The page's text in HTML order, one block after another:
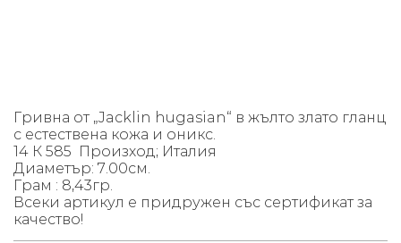
Гривна от „Jacklin hugasian“ в жълто злато гланц
с естествена кожа и оникс.
14 К 585 Произход; Италия
Диаметър: 7.00см.
Грам : 8,43гр.
Всеки артикул е придружен със сертификат за
качество!